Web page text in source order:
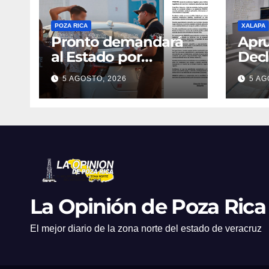
POZA RICA
Pronto demandará
al Estado por
operativos
5 AGOSTO, 2026
XALAPA
5
La Opinión de Poza Rica
El mejor diario de la zona norte del estado de veracruz